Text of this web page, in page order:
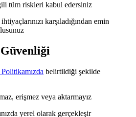
tüm riskleri kabul edersiniz
karşıladığından emin
belirtildiği şekilde
erişmez veya aktarmayız
yerel olarak gerçekleşir